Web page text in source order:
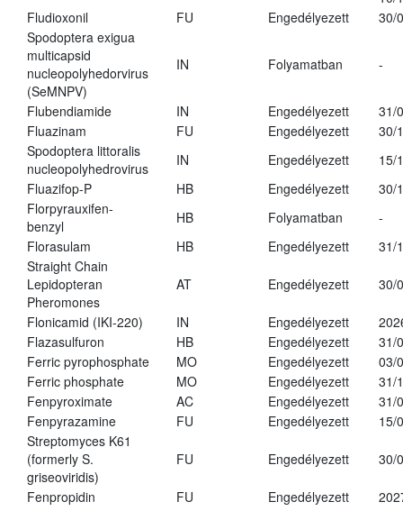
Fludioxonil
FU Engedélyezett
30/
Spodoptera exigua
multicapsid
nucleopolyhedorvirus
(SeMNPV)
IN Folyamatban -
Flubendiamide IN Engedélyezett
31/
Fluazinam
FU Engedélyezett
30/
Spodoptera littoralis
nucleopolyhedrovirus
IN Engedélyezett
15/
Fluazifop-P
HB Engedélyezett
30/
Florpyrauxifen-
benzyl
HB Folyamatban
-
Florasulam
HB Engedélyezett
31/
Straight Chain
Lepidopteran
Pheromones
AT Engedélyezett 30/
Flonicamid (IKI-220) IN Engedélyezett
Flazasulfuron
HB Engedélyezett
31/
Ferric pyrophosphate
MO Engedélyezett
03/
Ferric phosphate
MO Engedélyezett
31/
Fenpyroximate
AC Engedélyezett
31/
Fenpyrazamine
FU Engedélyezett
15/
Streptomyces K61
(formerly S.
griseoviridis)
FU Engedélyezett 30/
Fenpropidin FU Engedélyezett